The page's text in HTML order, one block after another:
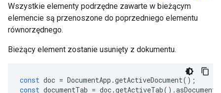
Wszystkie elementy podrzędne zawarte w bieżącym
elemencie są przenoszone do poprzedniego elementu
równorzędnego.
Bieżący element zostanie usunięty z dokumentu.
const doc = DocumentApp .getActiveDocument();
const documentTab = doc.getActiveTab().